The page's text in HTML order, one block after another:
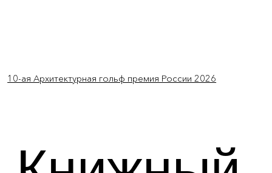
10-ая Архитектурная гольф премия России 2026